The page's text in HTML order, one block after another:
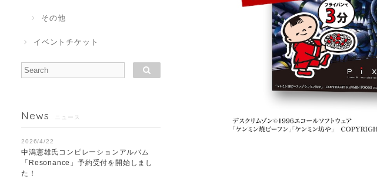
その他
イベントチケット
News ニュース
2026/4/22
中潟憲雄氏コンピレーションアルバム
「Resonance」予約受付を開始しまし
た！